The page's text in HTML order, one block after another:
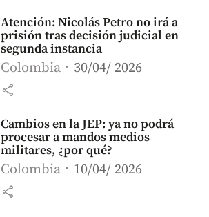
Atención: Nicolás Petro no irá a
prisión tras decisión judicial en
segunda instancia
Colombia 30/04/ 2026
share
Cambios en la JEP: ya no podrá
procesar a mandos medios
militares, ¿por qué?
Colombia 10/04/ 2026
share